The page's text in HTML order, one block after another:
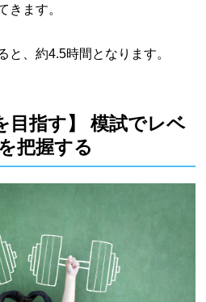
きます。
と、約4.5時間となります。
目指す】 模試でレベ
把握する